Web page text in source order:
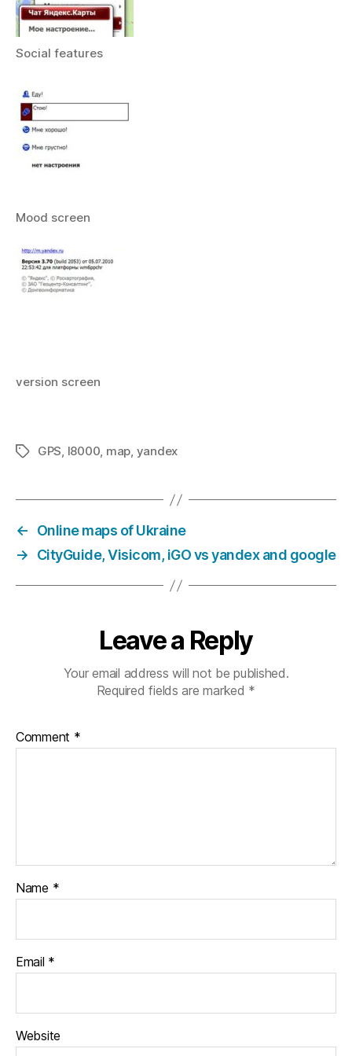
Social features
Mood screen
version screen
TagsGPS, I8000, map, yandex
←
Online maps of Ukraine
→
CityGuide, Visicom, iGO vs yandex and google
Leave a Reply
Your email address will not be published.
Required fields are marked *
Comment *
Name *
Email *
Website